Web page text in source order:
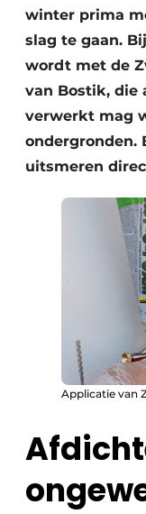
winter prima
slag te gaan.
wordt met de
van Bostik, die
verwerkt mag
ondergronden.
uitsmeren
Applicatie van